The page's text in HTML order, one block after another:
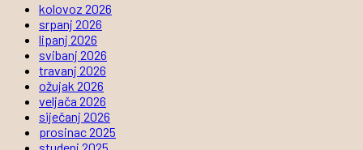
kolovoz 2026
srpanj 2026
lipanj 2026
svibanj 2026
travanj 2026
ožujak 2026
veljača 2026
siječanj 2026
prosinac 2025